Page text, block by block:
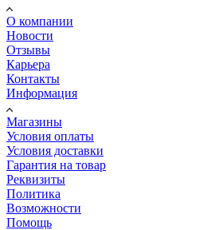
О компании
Новости
Отзывы
Карьера
Контакты
Информация
Магазины
Условия оплаты
Условия доставки
Гарантия на товар
Реквизиты
Политика
Возможности
Помощь